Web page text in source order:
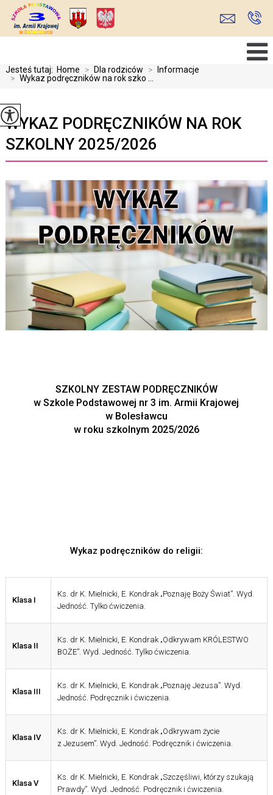
Jesteś tutaj: Home > Dla rodziców >
Informacje
> Wykaz podręczników na rok szko ...
WYKAZ PODRĘCZNIKÓW NA ROK
SZKOLNY 2025/2026
SZKOLNY ZESTAW PODRĘCZNIKÓW
w Szkole Podstawowej nr 3 im. Armii Krajowej
w Bolesławcu
w roku szkolnym 2025/2026
Wykaz podręczników do religii:
Klasa I
Ks. dr K. Mielnicki, E. Kondrak „Poznaję Boży Świat”. Wyd.
Jedność. Tylko ćwiczenia.
Klasa II
Ks. dr K. Mielnicki, E. Kondrak „Odkrywam KRÓLESTWO
BOŻE”. Wyd. Jedność. Tylko ćwiczenia.
Klasa III
Ks. dr K. Mielnicki, E. Kondrak „Poznaję Jezusa”. Wyd.
Jedność. Podręcznik i ćwiczenia.
Klasa IV
Ks. dr K. Mielnicki, E. Kondrak „Odkrywam życie
z Jezusem”. Wyd. Jedność. Podręcznik i ćwiczenia.
Klasa V
Ks. dr K. Mielnicki, E. Kondrak „Szczęśliwi, którzy szukają
Prawdy”. Wyd. Jedność. Podręcznik i ćwiczenia.